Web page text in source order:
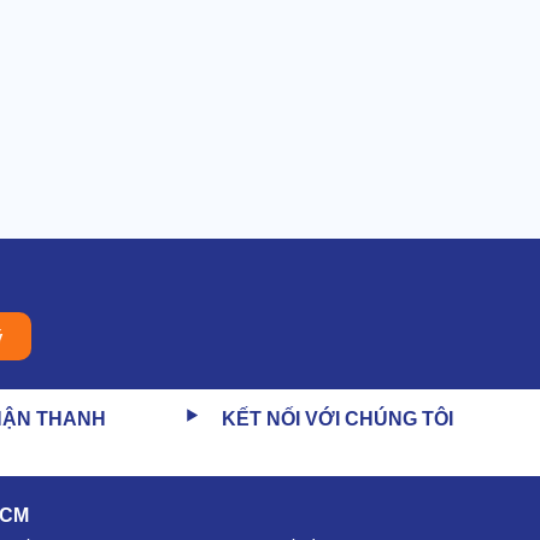
THANH
KẾT NỐI VỚI CHÚNG TÔI